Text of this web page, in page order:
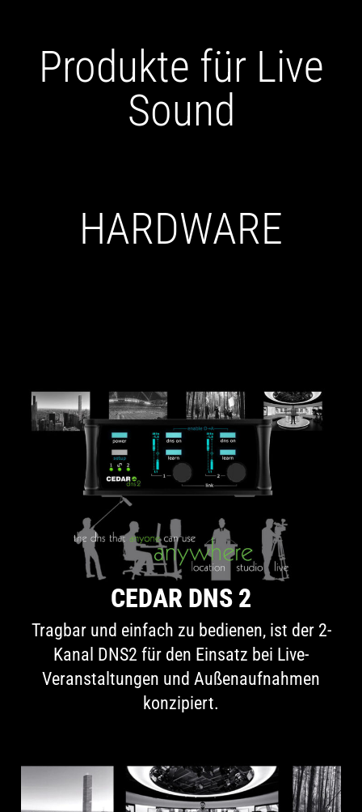
Produkte für Live
Sound
HARDWARE
CEDAR DNS 2
Tragbar und einfach zu bedienen, ist der 2-
Kanal DNS2 für den Einsatz bei Live-
Veranstaltungen und Außenaufnahmen
konzipiert.